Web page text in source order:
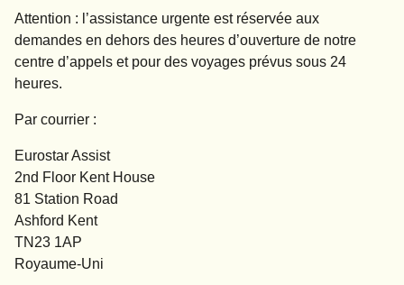
Attention : l’assistance urgente est réservée aux
demandes en dehors des heures d’ouverture de notre
centre d’appels et pour des voyages prévus sous 24
heures.
Par courrier :
Eurostar Assist
2nd Floor Kent House
81 Station Road
Ashford Kent
TN23 1AP
Royaume-Uni